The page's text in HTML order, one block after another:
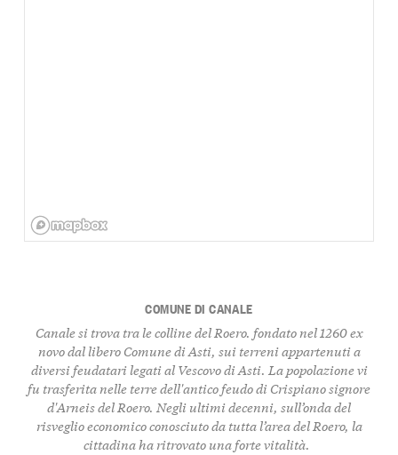
COMUNE DI CANALE
Canale si trova tra le colline del Roero. fondato nel 1260 ex
novo dal libero Comune di Asti, sui terreni appartenuti a
diversi feudatari legati al Vescovo di Asti. La popolazione vi
fu trasferita nelle terre dell'antico feudo di Crispiano signore
d'Arneis del Roero. Negli ultimi decenni, sull’onda del
risveglio economico conosciuto da tutta l’area del Roero, la
cittadina ha ritrovato una forte vitalità.